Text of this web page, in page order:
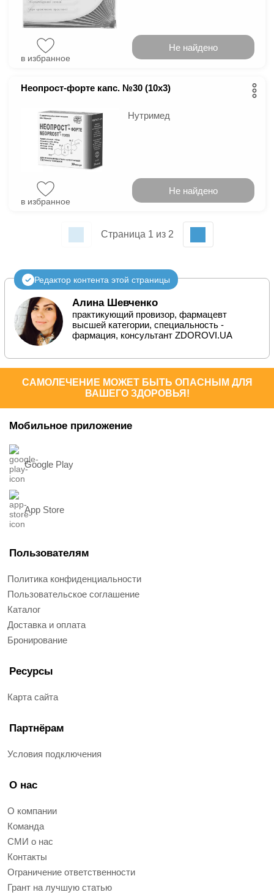
в избранное
Не найдено
Неопрост-форте капс. №30 (10х3)
Нутримед
в избранное
Не найдено
Страница 1 из 2
Редактор контента этой страницы
Алина Шевченко
практикующий провизор, фармацевт
высшей категории, специальность -
фармация, консультант ZDOROVI.UA
САМОЛЕЧЕНИЕ МОЖЕТ БЫТЬ ОПАСНЫМ ДЛЯ
ВАШЕГО ЗДОРОВЬЯ!
Мобильное приложение
Google Play
App Store
Пользователям
Политика конфиденциальности
Пользовательское соглашение
Каталог
Доставка и оплата
Бронирование
Ресурсы
Карта сайта
Партнёрам
Условия подключения
О нас
О компании
Команда
СМИ о нас
Контакты
Ограничение ответственности
Грант на лучшую статью